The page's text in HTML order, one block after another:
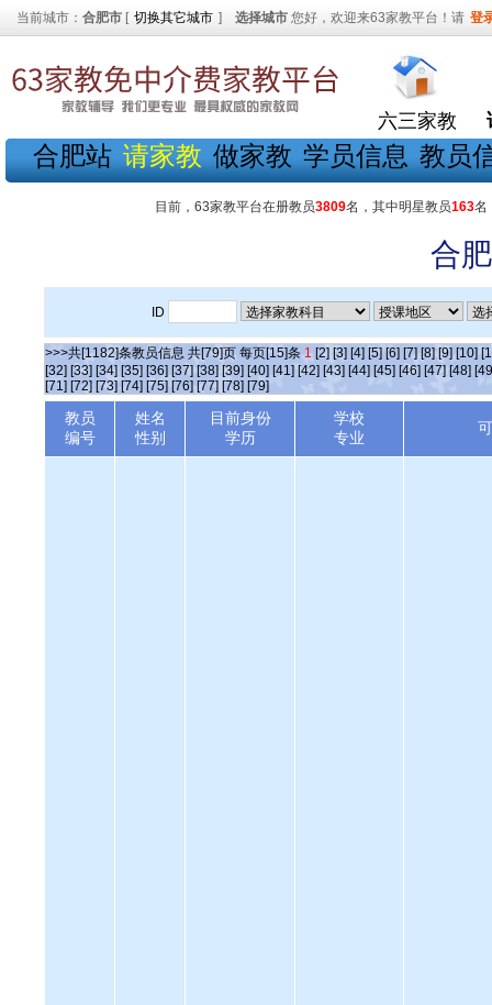
当前城市： 合肥市 [ 切换其它城市 ] 选择城市 您好，欢迎来63家教平台！请 登
六三家教
合肥站 请家教 做家教 学员信息 教员
目前，63家教平台在册教员3809名，其中明星教员163名
合
ID
>>>共[1182]条教员信息 共[79]页 每页[15]条 1 [2] [3] [4] [5] [6] [7] [8] [9] [10]
[32] [33] [34] [35] [36] [37] [38] [39] [40] [41] [42] [43] [44] [45] [46] [47] [48]
[71] [72] [73] [74] [75] [76] [77] [78] [79]
教员
编号
姓名
性别
目前身份
学历
学校
专业